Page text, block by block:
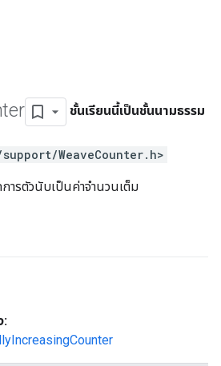
ชั้นเรียนนี้เป็นชั้นนามธรรม
WeaveCounter.h>
ารตัวนับเป็นค่าจำนวนเต็ม
: